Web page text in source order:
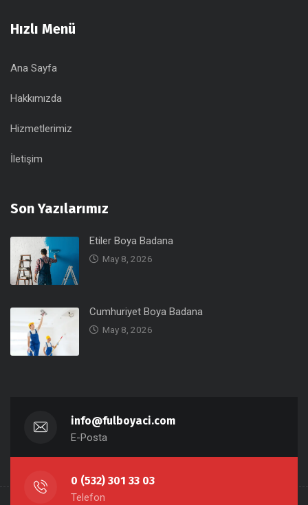
Hızlı Menü
Ana Sayfa
Hakkımızda
Hizmetlerimiz
İletişim
Son Yazılarımız
Etiler Boya Badana
May 8, 2026
Cumhuriyet Boya Badana
May 8, 2026
info@fulboyaci.com
E-Posta
0 (532) 301 33 03
Telefon